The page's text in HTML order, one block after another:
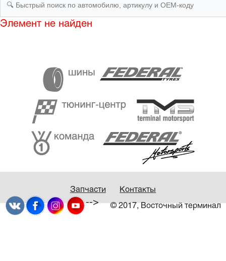
Элемент не найден
Запчасти Контакты
© 2017, Восточный терминал
-->